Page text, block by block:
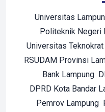
Universitas
Politeknik Negeri
Universitas
RSUDAM Provinsi
Bank Lampung
DPRD Kota Bandar
Pemrov Lampung